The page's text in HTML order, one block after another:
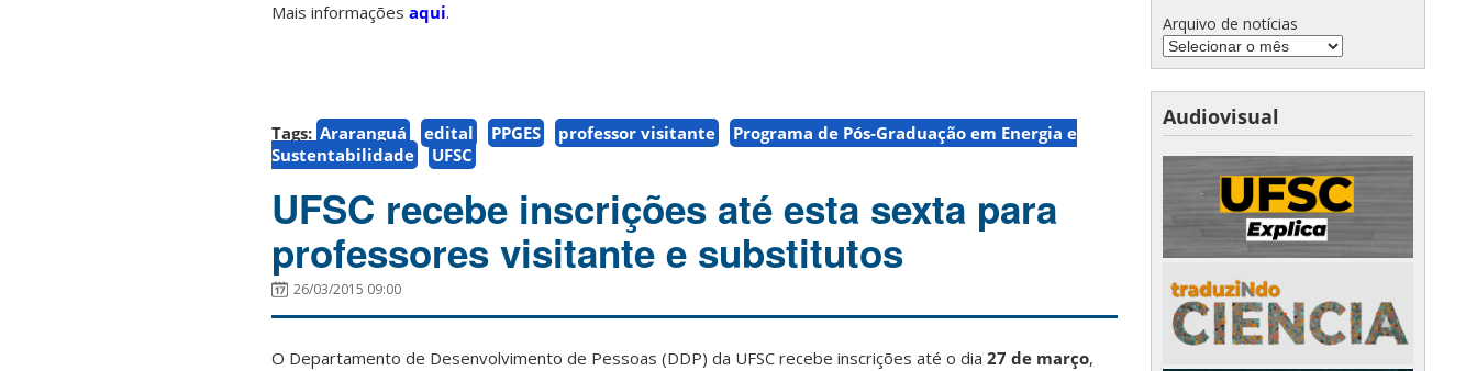
Mais informações aqui.
Tags: Araranguá edital PPGES professor visitante
Programa de Pós-Graduação em Energia e
Sustentabilidade
UFSC
UFSC recebe inscrições até esta sexta para
professores visitante e substitutos
26/03/2015 09:00
O Departamento de Desenvolvimento de Pessoas (DDP) da UFSC recebe inscrições até o dia 27 de março,
Arquivo de notícias
Audiovisual